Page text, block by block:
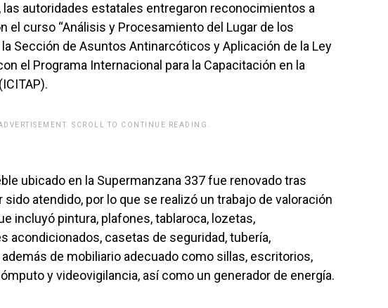
las autoridades estatales entregaron reconocimientos a
el curso “Análisis y Procesamiento del Lugar de los
Sección de Asuntos Antinarcóticos y Aplicación de la Ley
el Programa Internacional para la Capacitación en la
SCROLL TO CONTINUE READING.
ubicado en la Supermanzana 337 fue renovado tras
atendido, por lo que se realizó un trabajo de valoración
incluyó pintura, plafones, tablaroca, lozetas,
acondicionados, casetas de seguridad, tubería,
de mobiliario adecuado como sillas, escritorios,
y videovigilancia, así como un generador de energía.